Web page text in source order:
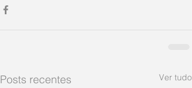
Posts recentes Ver tudo